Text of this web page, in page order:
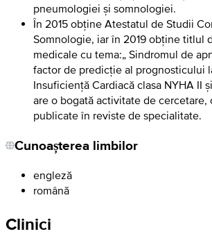
pneumologiei și somnologiei.
În 2015 obține Atestatul de Studii
Somnologie, iar în 2019 obține titlul
medicale cu tema:„ Sindromul de
factor de predicție al prognosticului
Insuficiență Cardiacă clasa NYHA II
are o bogată activitate de
publicate în reviste de specialitate.
Cunoașterea limbilor
engleză
română
Clinici